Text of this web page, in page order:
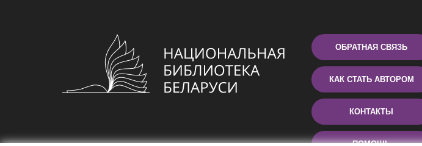
ОБРАТНАЯ СВЯЗЬ
КАК СТАТЬ АВТОРОМ
КОНТАКТЫ
ПОМОЩЬ